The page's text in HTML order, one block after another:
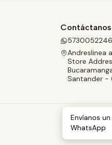
Contáctanos
Andreslinea
Store
Santander -
Envíanos
WhatsApp